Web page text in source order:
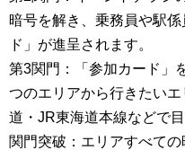
暗号を解き、乗務員や駅
ド」が進呈されます。
第3関門：「参加カード」
つのエリアから行きたい
道・JR東海道本線などで
関門突破：エリアすべて